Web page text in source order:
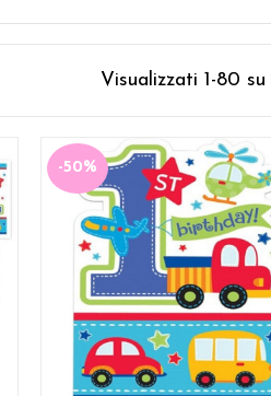
Visualizzati 1-80
-50%